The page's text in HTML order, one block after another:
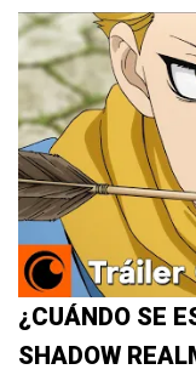
¿CUÁNDO SE
SHADOW